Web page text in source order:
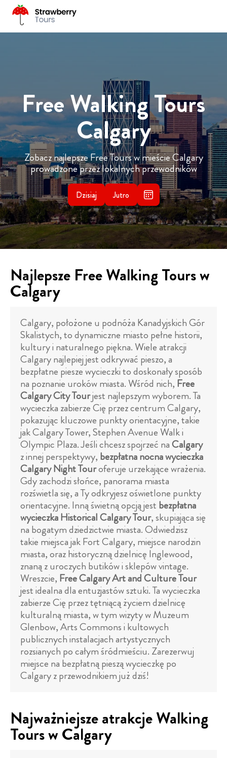
Free Walking Tours
Calgary
Zobacz najlepsze Free Tours w mieście Calgary
prowadzone przez lokalnych przewodników
Dzisiaj Jutro
Najlepsze Free Walking Tours w
Calgary
Calgary, położone u podnóża Kanadyjskich Gór
Skalistych, to dynamiczne miasto pełne historii,
kultury i naturalnego piękna. Wiele atrakcji
Calgary najlepiej jest odkrywać pieszo, a
bezpłatne piesze wycieczki to doskonały sposób
na poznanie uroków miasta. Wśród nich, Free
Calgary City Tourjest najlepszym wyborem. Ta
wycieczka zabierze Cię przez centrum Calgary,
pokazując kluczowe punkty orientacyjne, takie
jak Calgary Tower, Stephen Avenue Walk i
Olympic Plaza. Jeśli chcesz spojrzeć naCalgary
z innej perspektywy, bezpłatna nocna wycieczka
Calgary Night Touroferuje urzekające wrażenia.
Gdy zachodzi słońce, panorama miasta
rozświetla się, a Ty odkryjesz oświetlone punkty
orientacyjne. Inną świetną opcją jest bezpłatna
wycieczka Historical Calgary Tour, skupiająca się
na bogatym dziedzictwie miasta. Odwiedzisz
takie miejsca jak Fort Calgary, miejsce narodzin
miasta, oraz historyczną dzielnicę Inglewood,
znaną z uroczych butików i sklepów vintage.
Wreszcie, Free Calgary Art and Culture Tour
jest idealna dla entuzjastów sztuki. Ta wycieczka
zabierze Cię przez tętniącą życiem dzielnicę
kulturalną miasta, w tym wizyty w Muzeum
Glenbow, Arts Commons i kultowych
publicznych instalacjach artystycznych
rozsianych po całym śródmieściu. Zarezerwuj
miejsce na bezpłatną pieszą wycieczkę po
Calgary z przewodnikiem już dziś!
Najważniejsze atrakcje Walking
Tours w Calgary